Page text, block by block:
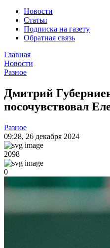
Новости
Статьи
Подписка на газету
Обратная связь
Главная
Новости
Разное
Дмитрий
посочувствовал
Разное
09:28, 26 декабря 2024
2098
0